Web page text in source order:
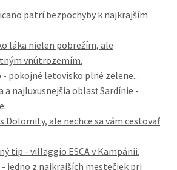
patrí bezpochyby k najkrajším
láka nielen pobrežím, ale
vnútrozemím.
- pokojné letovisko plné zelene...
a najluxusnejšia oblasť Sardínie -
Dolomity, ale nechce sa vám cestovať
tip - villaggio ESCA v Kampánii.
jedno z najkrajších mestečiek pri